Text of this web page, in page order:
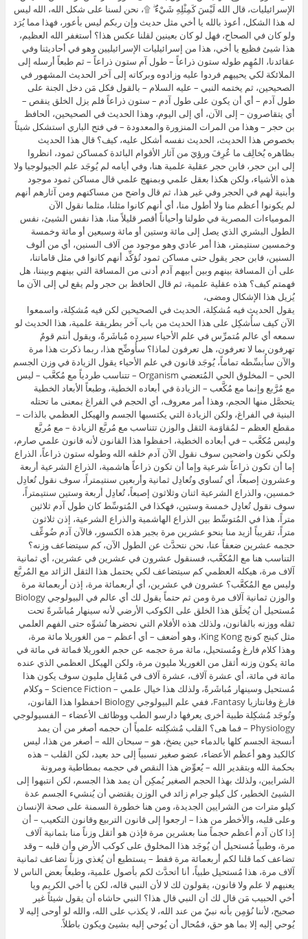
الإسرائيليات، قال الله لَيْسَ كَمِثْلِهِ شَيْءٌ ۖ ۩، نحن لسنا على شكل الله، الله ليس
له هذا الشكل، أعوذ بالله يا أخي مثل حديث وإن ربكم ليس بأعور، فهذا مما يُرَد
ولو كان في الصحاح، فهل لو كان بعينين لقلنا عكس هذا؟ أستغفر الله العظيم،
هذا شيئ فظيع يا أخي، هذا من إسرائيليات الإسرائيليين وهو في أحاديثنا وفي
عقائدنا، المُهِم طوله ستون ذراعاً – طول آم ستون ذراعاً – ثم طبعاً أرسله إلى
الملائكة لكي يحييهم فردوا عليه وزادوه وبركاته إلى آخر الحديث المشهور في
الصحيحين، ثم يختمه النبي – عليه السلام – بالقول فكل مَن دخل الجنة على
طول آدم – أي أن يكون على طول آدم – ستون ذراعاً فلم يزل الخلق ينقص –
أي يتقاصرون – إلى الآن، أي إلى اليوم، وهذا الحديث في الصحيحين، الحافظ
بن حجر – وهذا من المرات المنزورة والمعدودة – في فتح الباري استشكل شيئاً
بخصوص هذا الحديث، الحديث نفسه أشكل عليه، كيف؟ قال هذا الحديث
بظاهره يُخالِف ما عُرِفَ ورؤيَ من آثار الأقوام البائدة كمساكن ثمود، انظروا
إلى ابن حجر، فابن حجر عقلية علمية هنا، وفي أيامه لم يُوجَد علم الجيولوجيا ولا
هذه الأشياء، ولكن هكذا بعقل علمي وبمنهج علمي قال مساكن ثمود موجود
وأبنية لهم في الحجر وفي غير هذا، ثم قال واضح من مساكنهم ومن آثارهم أنهم
لم يكونوا أعظم منا ولا أطول منا، أي أنهم كانوا مثلنا، مثلما نقول الآن
المومياءات المصرية في طولنا وأحياناً أقصر قليلاً منا، هذا نفس الشيئ، نفس
الطول البشري الذي يصل إلى مائة وستين أو مائة وسبعين أو مائة وخمسة
وخمسين سنتيمتر، هذا أمر عادي وهو موجود من آلاف السنين، أي من ألوف
السنين، فابن حجر يقول حتى مساكن ثمود تُؤكِّد أنهم كانوا في مثل قاماتنا،
على أن المسافة بينهم وبين أبيهم آدم أدنى من المسافة التي بينهم وبيننا، هل
فهمتم كيف؟ هذه عقلية علمية، ثم قال الحافظ بن حجر ولم يقع لي إلى الآن ما
يُزيل هذا الإشكال ومضى،
يقول الحديث فيه مُشكِلة، الحديث في الصحيحين لكن فيه مُشكِلة، واسمعوا
الآن كيف سأُشكِل على هذا الحديث من باب آخر بطريقة علمية، هذا الحديث لو
سمعه أي عالم مُتمرِّس في علم الأحياء سيرده مُباشَرةً، ويقول أنتم قومٌ
تهرفون بما لا تعرفون، هل تعرفون لماذا؟ سأُوضِّح هذا، ربما ذكرت هذا مرة
والآن سأُبسِّطه تماماً، يُوجَد قانون في علم الأحياء يقول الزيادة في وزن الجسم
الحي – المخلوق الحي المُتعضي Organism – تتناسب طردياً مع مُكعَّب – ليس
مع مُرَّبع وإنما مع مُكَّعب – الزيادة في أبعاده الخطية، وطبعاً الأبعاد الخطية
يتحصَّل منها الحجم، وهذا أمر معروف، أي الحجم في الفراغ بمعنى ما تحتله
البنية في الفراغ، ولكن الزيادة التي يكتسبها الجسم والهيكل العظمي بالذات –
مقطع العظم – لمُقاوَمة الثقل والوزن تتناسب مع مُربَّع الزيادة – مع مُربَّع
وليس مُكعَّب – في أبعاده الخطية، احفظوا هذا القانون لأنه قانون علمي صارم،
ولكي نكون واضحين سوف نقول الآن آدم خلقه الله وطوله ستون ذراعاً، الذراع
إما أن تكون ذراعاً شرعية وإما أن تكون ذراعاً هاشمية، الذراع الشرعية أربعة
وعشرون إصبعاً، أي تُساوي وتُعادِل ثمانية وأربعين سنتيمتراً، سوف نقول تُعادِل
خمسين، والذراع الشرعية اثنان وثلاثون إصبعاً، تُعادِل أربعة وستين سنتيمتراً،
سوف نقول تُعادِل خمسة وستين، فهكذا في المُتوسِّط كان طول آدم ثلاثين
متراً، هذا في المُتوسِّط بين الذراع الهاشمية والذراع الشرعية، إذن ثلاثون
متراً، تقريباً أزيد منا بنحو عشرين مرة بجبر هذه الكسور، فالآن آدم ضُوعِّف
حجمه عشرين ضعفاً عنا، نحن نتحدَّث عن الطول الآن، كم سيتضاعف وزنه؟
التناسب هنا مع المُكعَّب، فسنقول عشرون في عشرين في عشرين، أي ثمانية
آلاف مرة، هيكله العظمي كم سيتضاعف لكي يحتمل هذا الثقل الزائد مع المُربَّع
وليس مع المُكعَّب؟ عشرون في عشرين، أي أربعمائة مرة، إذن أربعمائة مرة
والوزن ثمانية آلاف مرة ومن ثم حتماً يقول لك أي عالم في البيولوجي Biology
مُستحيل أن يُخلَق هذا الخلق على الكوكب الأرضي لأنه سينهار مُباشَرةً تحت
ثقله ووزنه بالقانون، ولذلك هذه الأفلام التي نحضرها تُشوِّه حتى الفهم العلمي
مثل كينج كونج King Kong، وهو أضعف – أي أعظم – من الغوريلا مائة مرة،
وهذا كلام فارغ ومُستحيل، مائة مرة حجمه عن حجم الغوريلا فمائة في مائة في
مائة يكون وزنه أثقل من الغوريلا مليون مرة، ولكن الهيكل العظمي الذي عنده
مائة في مائة، أي عشرة آلاف، عشرة آلاف في مُقابِل مليون سوف يكون هذا
مُستحيل وسينهار مُباشَرةً، ولذلك هذا خيال علمي – Science Fiction – وكلام
فارغ وفانتازيا Fantasy، ففي علم البيولوجي Biology احفظوا هذا القانون،
وتُوجَد مُشكِلة طبية أخرى يعرفها دارسو الطب ووظائف الأعضاء – الفسيولوجي
Physiology – فما هى؟ القلب مُشكِلته علمياً أن حجمه أصغر من أن يمد
أنسجة الجسم كلها بالدماء حين يضخ، هو – سبحان الله – أصغر من هذا، ليس
كالكبد وهو أعظم الأعضاء، عضو صغير نسبياً إلى حد بعيد، لكن القلب – هذه
بحكمة الله وبتقدير الله – يُعوِّض هذا النقص في حجمه بمطاطية ومرونة
الشرايين، ولذلك بهذا الحجم الصغير يُمكِن أن يمد هذا الجسم، لكن انتبهوا إلى
الشيئ الخطير، كل كيلو جرام زائد في الوزن يقتضي أن يُنشيء الجسم عدة
كيلو مترات من الشرايين الجديدة، ومن هنا خطورة السمنة على صحة الإنسان
وعلى قلبه، والأخطر من هذا – ارجعوا إلى قانون التربيع وقانون التكعيب – أن
إذا كان آدم أعظم حجماً منا بعشرين مرة فإذن هو أثقل وزناً منا بثمانية آلاف
مرة، وطبياً مُستحيل أن يُوجَد هذا المخلوق على كوكب الأرض وأن قلبه – وقد
تضاعف كما قلنا لكم أربعمائة مرة فقط – يستطيع أن يُغذي وزناً تضاعف ثمانية
آلاف مرة، هذا مُستحيل طبياً، أنا أتحدَّث لكم بأصول علمية، وطبعاً بعض الناس لا
يعنيهم لا علم ولا قانون، يقولون لك لا لأن النبي قاله، لكن يا أخي الكريم ويا
أخي الحبيب مَن قال لك أن النبي قال هذا؟ النبي حاشاه أن يقول شيئاً غير
صحيح، لأننا نُؤمِن بأنه نبيٌ من عند الله، لا يكذب على الله، والله لو أوحى إليه لا
يُوحي إليه إلا بما هو حق، فمُحال أن يُوحي إليه بشيئ ويكون باطلاً.